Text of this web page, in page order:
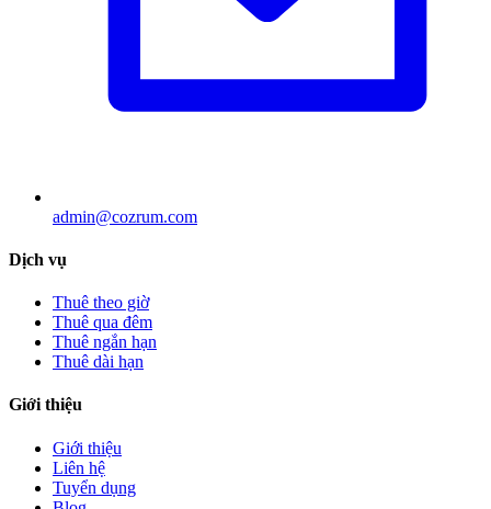
admin@cozrum.com
Dịch vụ
Thuê theo giờ
Thuê qua đêm
Thuê ngắn hạn
Thuê dài hạn
Giới thiệu
Giới thiệu
Liên hệ
Tuyển dụng